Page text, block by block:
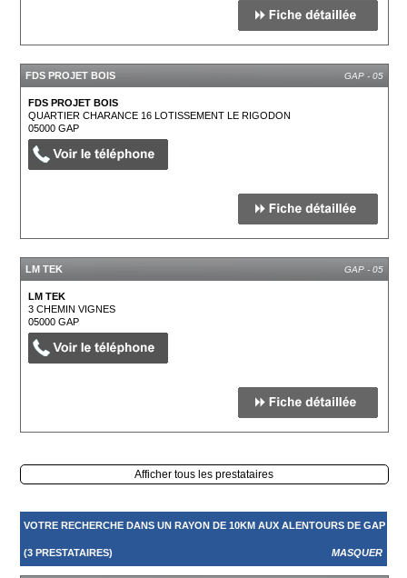
FDS PROJET BOIS GAP - 05
FDS PROJET BOIS
QUARTIER CHARANCE 16 LOTISSEMENT LE RIGODON
05000GAP
LM TEK GAP - 05
LM TEK
3 CHEMIN VIGNES
05000GAP
Afficher tous les prestataires
VOTRE RECHERCHE DANS UN RAYON DE 10KM AUX ALENTOURS DE GAP
(3 PRESTATAIRES) MASQUER